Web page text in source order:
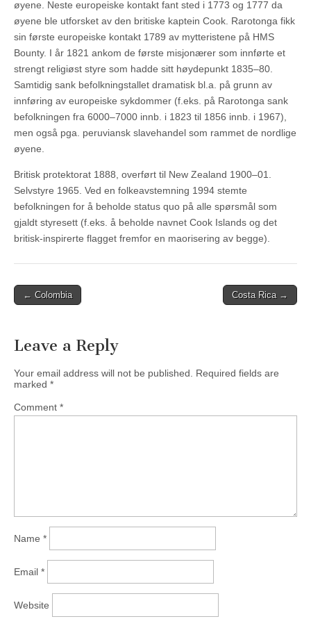
øyene. Neste europeiske kontakt fant sted i 1773 og 1777 da
øyene ble utforsket av den britiske kaptein Cook. Rarotonga fikk
sin første europeiske kontakt 1789 av mytteristene på HMS
Bounty. I år 1821 ankom de første misjonærer som innførte et
strengt religiøst styre som hadde sitt høydepunkt 1835–80.
Samtidig sank befolkningstallet dramatisk bl.a. på grunn av
innføring av europeiske sykdommer (f.eks. på Rarotonga sank
befolkningen fra 6000–7000 innb. i 1823 til 1856 innb. i 1967),
men også pga. peruviansk slavehandel som rammet de nordlige
øyene.
Britisk protektorat 1888, overført til New Zealand 1900–01.
Selvstyre 1965. Ved en folkeavstemning 1994 stemte
befolkningen for å beholde status quo på alle spørsmål som
gjaldt styresett (f.eks. å beholde navnet Cook Islands og det
britisk-inspirerte flagget fremfor en maorisering av begge).
Post
← Colombia Costa Rica →
Leave a Reply
Your email address will not be published. Required fields are
marked *
Comment *
Name *
Email *
Website